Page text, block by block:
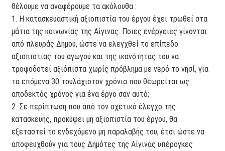
θέλουμε να αναφέρουμε τα ακόλουθα :
1. Η κατασκευαστική αξιοπιστία του έργου έχει τρωθεί στα
μάτια της κοινωνίας της Αίγινας. Ποιες ενέργειες γίνονται
από πλευράς Δήμου, ώστε να ελεγχθεί το επίπεδο
αξιοπιστίας του αγωγού και της ικανότητας του να
τροφοδοτεί αξιόπιστα χωρίς πρόβλημα με νερό το νησί, για
τα επόμενα 30 τουλάχιστον χρόνια που θεωρείται ως
αποδεκτός χρόνος για ένα έργο σαν αυτό;
2. Σε περίπτωση που από τον σχετικό έλεγχο της
κατασκευής, προκύψει μη αξιοπιστία του έργου, θα
εξεταστεί το ενδεχόμενο μη παραλαβής του, έτσι ώστε να
αποφευχθούν για τους Δημότες της Αίγινας υπέρογκες